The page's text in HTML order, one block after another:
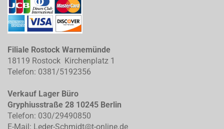
Filiale Rostock Warnemünde
18119 Rostock Kirchenplatz 1
Telefon: 0381/5192356
Verkauf Lager Büro
Gryphiusstraße 28 10245 Berlin
Telefon: 030/29490850
E-Mail: Leder-Schmidt@t-online.de